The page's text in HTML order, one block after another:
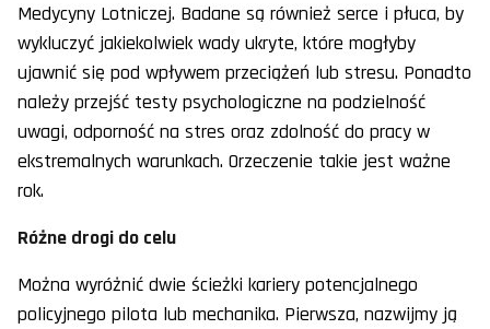
Medycyny Lotniczej. Badane są również serce i płuca, by
wykluczyć jakiekolwiek wady ukryte, które mogłyby
ujawnić się pod wpływem przeciążeń lub stresu. Ponadto
należy przejść testy psychologiczne na podzielność
uwagi, odporność na stres oraz zdolność do pracy w
ekstremalnych warunkach. Orzeczenie takie jest ważne
rok.
Różne drogi do celu
Można wyróżnić dwie ścieżki kariery potencjalnego
policyjnego pilota lub mechanika. Pierwsza, nazwijmy ją